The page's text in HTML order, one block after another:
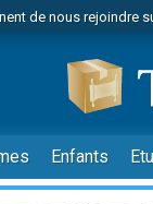
de nous rejoindre
son Maasser
de faire un
viennent de faire un
de demander une
Enfants